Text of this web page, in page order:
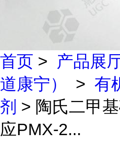
首页 > 产品展
道康宁）
> 有
剂 > 陶氏二甲
应PMX-2...